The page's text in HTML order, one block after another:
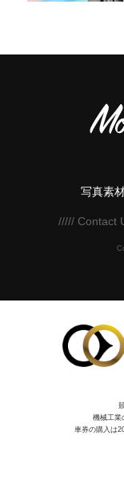
写真素
///// Contact
機械⼯業
車券の購入は